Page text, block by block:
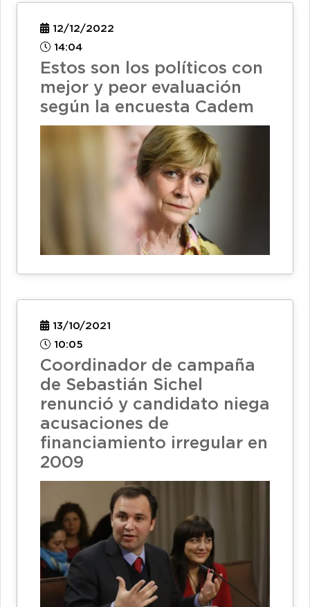
12/12/2022
14:04
Estos son los políticos con
mejor y peor evaluación
según la encuesta Cadem
13/10/2021
10:05
Coordinador de campaña
de Sebastián Sichel
renunció y candidato niega
acusaciones de
financiamiento irregular en
2009